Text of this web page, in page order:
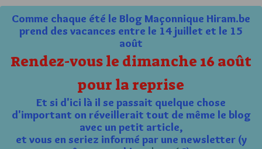
Comme chaque été le Blog Maçonnique Hiram.be
prend des vacances entre le 14 juillet et le 15
août
Rendez-vous le dimanche 16 août
pour la reprise
Et si d'ici là il se passait quelque chose
d'important on réveillerait tout de même le blog
avec un petit article,
et vous en seriez informé par une newsletter (y